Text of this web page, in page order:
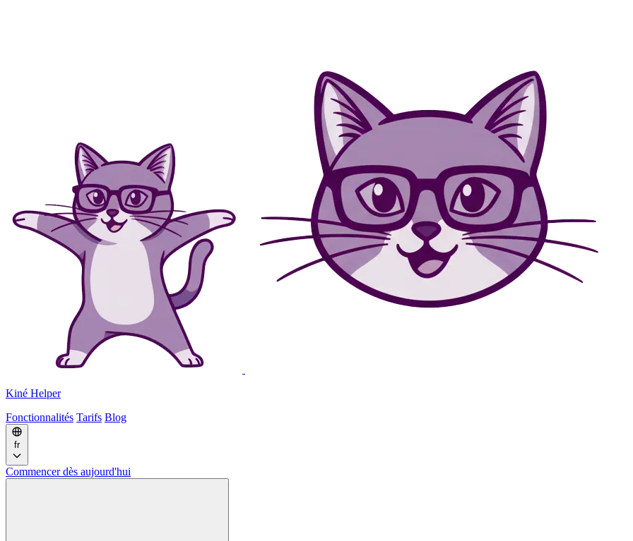
Kiné Helper
Fonctionnalités Tarifs Blog
fr
Commencerdès aujourd'hui